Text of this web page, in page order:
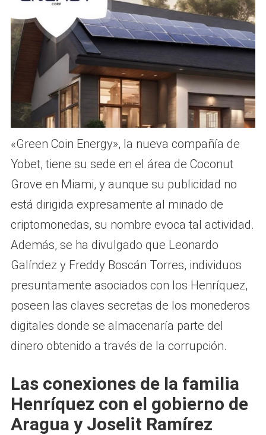
«Green Coin Energy», la nueva compañía de
Yobet, tiene su sede en el área de Coconut
Grove en Miami, y aunque su publicidad no
está dirigida expresamente al minado de
criptomonedas, su nombre evoca tal actividad.
Además, se ha divulgado que Leonardo
Galíndez y Freddy Boscán Torres, individuos
presuntamente asociados con los Henríquez,
poseen las claves secretas de los monederos
digitales donde se almacenaría parte del
dinero obtenido a través de la corrupción.
Las conexiones de la familia
Henríquez con el gobierno de
Aragua y Joselit Ramírez